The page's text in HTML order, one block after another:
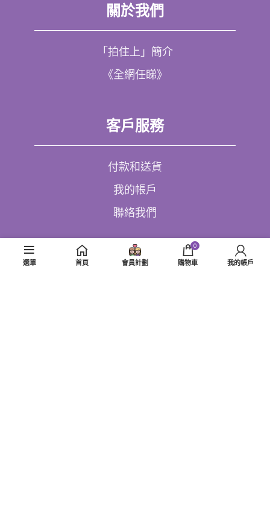
關於我們
「拍住上」簡介
《全網任睇》
客戶服務
付款和送貨
我的帳戶
聯絡我們
資料查詢
選單 首頁 會員計劃
0
購物車 我的帳戶